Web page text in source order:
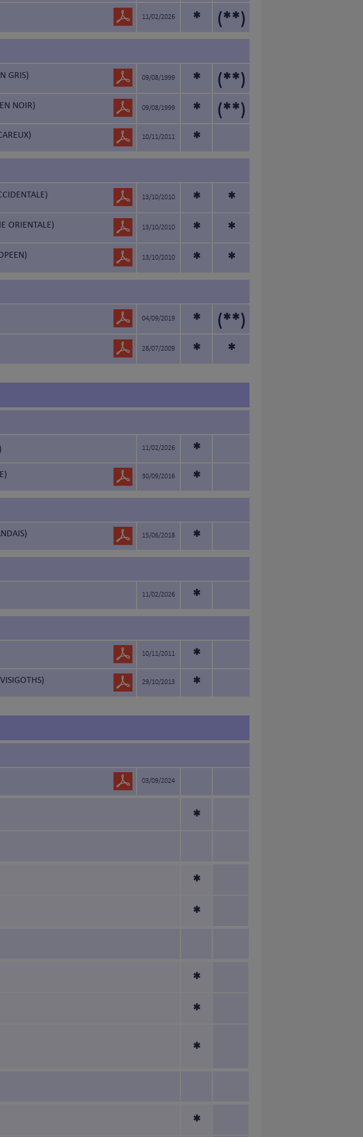
11/02/2026 * (**)
GRIS) 09/08/1999 * (**)
NOIR) 09/08/1999 * (**)
10/11/2011 *
13/10/2010 * *
ORIENTALE) 13/10/2010 * *
13/10/2010 * *
04/09/2019 * (**)
28/07/2009 * *
11/02/2026 *
30/09/2016 *
15/06/2018 *
11/02/2026 *
10/11/2011 *
29/10/2013 *
03/09/2024
*
*
*
*
*
*
*